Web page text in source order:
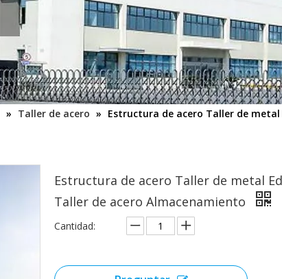
» Taller de acero » Estructura de acero Taller de
Estructura de acero Taller de metal
Taller de acero Almacenamiento
Cantidad: